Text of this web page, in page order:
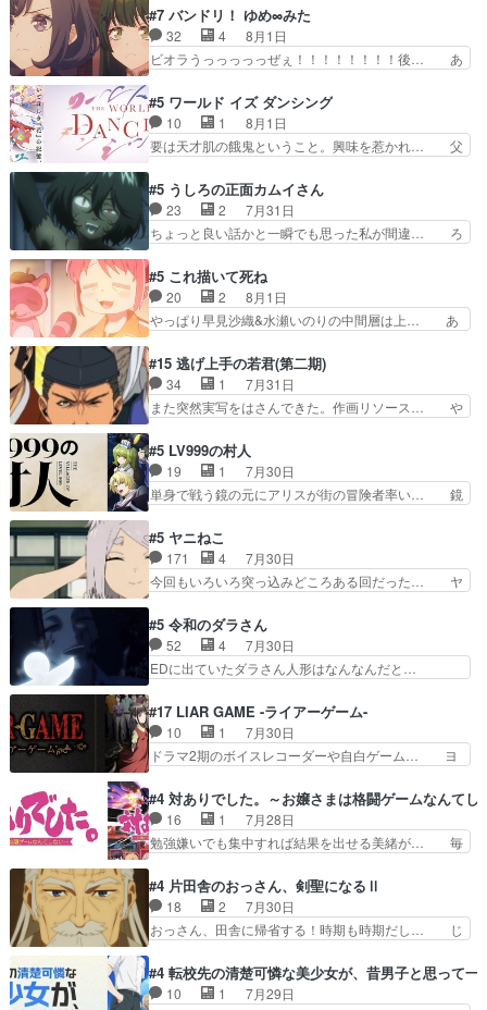
過去には同情の言葉しか…シ… 奥様に悲しい過
去…萌え袖が可愛いね、と思… ドレゲネとシタ
ラ、2人だけの同盟が結成さ…
とメスってて何この可愛い生物。クラス… 付き合
い始めたら始めたでまた違った悩みが… と一歩ず
つ踏み出す黒絵ちゃん微笑ま新汰の… ツインテー
ルが可愛いお茶目な妹ちゃんです… しかも過去も
らっしゃるからかしらお顔が… 黒絵「怪獣に憧れ
るのはいいけど自分自身が… 素の自分はどちらな
のかはまだ不明だが見せ…
#7 バンドリ！ ゆめ∞みた
32 4
8月1日
ビオラうっっっっっぜぇ！！！！！！！！後… あ
ラが悪魔すぎて気分が悪くなってきたこ… 声優ま
とめました(７話まで)仲町あられ/… ビオラの策略
がバッチリ嵌って最高wwwこ… 自信あれば評価
なんて気にしないし、充実し… ・バーチャルだけ
け？と思ったら歌唱シーン… の、らいぶシーン
＿!!­­--­­--­… それだけでええやん！！しかし、ビオラ
が仕…
#5 ワールド イズ ダンシング
10 1
8月1日
要は天才肌の餓鬼ということ。興味を惹かれ… 父
の鬼夜叉と田楽の増次郎。小さないざこ… 着眼点
は良くとも、先鋭的すぎるのか。芸能… 鬼夜叉は
石也と共に観世座をあとにし、三条… 観世座を離
れ、三条坊門御所で日々を送る鬼… 「お前(鬼夜
子舞勝負。鬼夜叉は猫の動き… 登場人物の我が強
い。新しい獅子舞に拘って… 第５話を
primevideoで視聴しまし…
#5 うしろの正面カムイさん
23 2
7月31日
ちょっと良い話かと一瞬でも思った私が間違… ろ
も1日お疲れ様でした～───昨晩～今… 幼女に拾
われたお市ちゃんの恩返し。化け猫… 役にて出演
させていただきました。ジョアン… トイ・ストー
リーみたいな始まり。流石に除… 猫相手になんで
し良い話化け猫は油が好物… 今回はあかやし1体
のみで15分。金持ちの… 今更だけど霊が性行為
で祓えることは何とな…
#5 これ描いて死ね
20 2
8月1日
やっぱり早見沙織&水瀬いのりの中間層は上… あ
人物が増えてわいわいしたところが好き… 初コミ
ティアで２０冊刷りは妥当だよね。俺… 藤森さん
のママ向けの漫画で、また涙腺が⋯… 〜漫画に
「想い」をこめよう｣娘に漫画であ… 何回この作
てコミティアっていいなあ。同… コミティア参加
のしおりを徹夜で作る先生(… お母さん、娘にあ
んな漫画描かれたら泣いち…
#15 逃げ上手の若君(第二期)
34 1
7月31日
また突然実写をはさんできた。作画リソース… や
歳まで童貞だと魔法使いになれるという… こっち
の諏訪の三大将もまたクセが強いw色… 頼重が完
全にブレーンだよね毎回敵キャラが… 弧次郎「欲
を我慢して強くなれるなら大飯食… 変化球な演出
ていただきました！最終的に… この高らかなDT
宣言、合田一人に通じるも… この作品は近年稀に
見るおっさんキャラの充…
#5 LV999の村人
19 1
7月30日
単身で戦う鏡の元にアリスが街の冒険者率い… 鏡
なががんばってくれたアリスの父ちゃん… 成長限
界が999である村人と定めた上位存… 大規模バト
ルシーンなのに会話してばっかり… やっぱり勇者
より強かったか笑統率力LV9… 普通の人間の親子
組みか‥Lv200帯の… そのために役割を超越する
者の出現させるた… アリスのお陰で他の勇者達も
共闘してくれ魔…
#5 ヤニねこ
171 4
7月30日
今回もいろいろ突っ込みどころある回だった… ヤ
ちゃんの恋愛話をしたり、タバコを生産… ここう
っすら思ったことズバリ言ってくれて… おかし
い、さわやかだ 世話好きの陰に支配… ヤクねこ
のクワガタ取りの話見て切なくなっ… 普段は選別
れww唐突な作画力の正… なんか今日はかなり一
瞬で終わっちまったっ… 先週と比べてまだまとも
に見えた。4話は過…
#5 令和のダラさん
52 4
7月30日
EDに出ていたダラさん人形はなんなんだと…
惨な過去がきっちり現代に継承されている… ダラ
さんと姉弟の母との出会いの話やはりダ… ダラさ
んの過去話も佳境…げに恐ろしいは人… 第５話感
想：２人の過剰な貢ぎ物?の礼とし… 第５話感
系列が4話と入れ替わってるのね… こんなデカイ
のどうやって運ぶんだよ！？姉… ダラさん、人型
形態にもなれるんか!?w髪…
#17 LIAR GAME -ライアーゲーム-
10 1
7月30日
ドラマ2期のボイスレコーダーや自白ゲーム… ヨ
国の奴らも馬鹿が多いが、夜の国も同じ… ご視聴
ありがとうございました来週もよろし… 握った◯
治郎（中の人的に）仲間であるプレ… ヨコヤの頭
の回転の速さと人間の心理を利用… 夜の国のヨコ
で夜の国の独裁支配を強化、… やはりヨコヤいい
ですね。昼の国が勝てる流… 役で出演いたしまし
た。次回も緊張が止まり…
#4 対ありでした。～お嬢さまは格闘ゲームなんてし
16 1
7月28日
勉強嫌いでも集中すれば結果を出せる美緒が… 毎
なゲームも相手が強すぎるとやる気無く… テー
マ：テスト勉強と大会感想は、美緒がテ… すげー
ーーーーーーーー良い……。女性声優… 深夜の格
ゲー対戦よりテストの方がよっぽど… 真剣に授業
ストに向けて勉強会！美緒ちゃ… 受験勉強と戦闘
の2択なら戦闘を選ぶ娘w美… 勉強嫌いでバトル
#4 片田舎のおっさん、剣聖になるⅡ
18 2
7月30日
おっさん、田舎に帰省する！時期も時期だし… じ
れない爺さんには夢が詰まってると思う… クル
ニ、ヘンブリッツ、ミュイと一緒におっ… 帰省、
#4 転校先の清楚可憐な美少女が、昔男子と思って一
10 1
7月29日